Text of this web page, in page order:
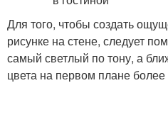
Для того, чтобы создать
рисунке на стене, следует
самый светлый по тону, а
цвета на первом плане